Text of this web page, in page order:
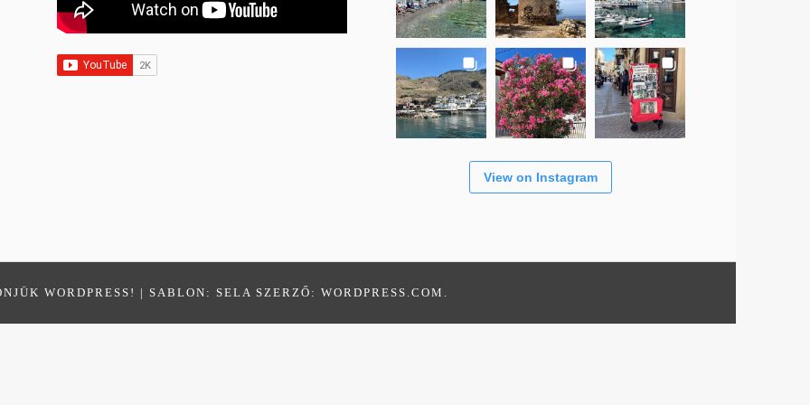
View on Instagram
WORDPRESS! | SABLON: SELA SZERZŐ: WORDPRESS.COM